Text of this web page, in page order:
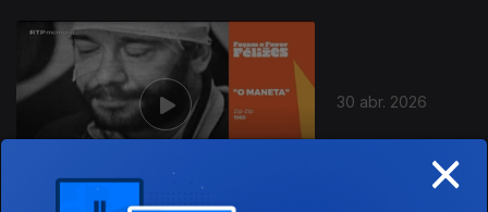
30 abr. 2026
×